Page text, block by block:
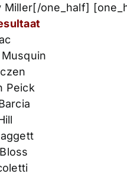
Miller[/one_half]
Peick